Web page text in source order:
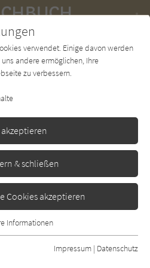
Charts Newsletter
verwendet. Einige davon werden
andere ermöglichen, Ihre
zu verbessern.
& schließen
Cookies akzeptieren
grundlegende Funktionen der
gewährleistet, dass die Webseite
Informationen
Impressum | Datenschutz